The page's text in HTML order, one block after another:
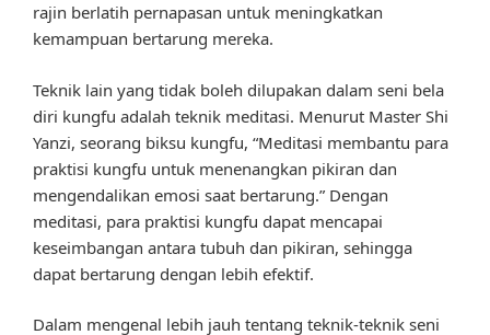
rajin berlatih pernapasan untuk meningkatkan
kemampuan bertarung mereka.
Teknik lain yang tidak boleh dilupakan dalam seni bela
diri kungfu adalah teknik meditasi. Menurut Master Shi
Yanzi, seorang biksu kungfu, “Meditasi membantu para
praktisi kungfu untuk menenangkan pikiran dan
mengendalikan emosi saat bertarung.” Dengan
meditasi, para praktisi kungfu dapat mencapai
keseimbangan antara tubuh dan pikiran, sehingga
dapat bertarung dengan lebih efektif.
Dalam mengenal lebih jauh tentang teknik-teknik seni